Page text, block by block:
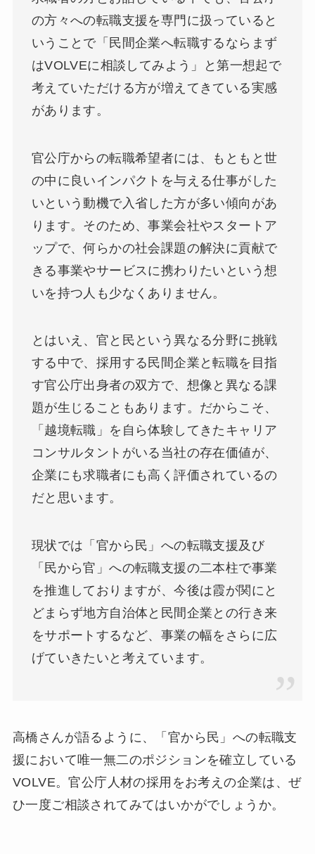
の方々への転職支援を専門に扱っていると
いうことで「民間企業へ転職するならまず
はVOLVEに相談してみよう」と第一想起で
考えていただける方が増えてきている実感
があります。
官公庁からの転職希望者には、もともと世
の中に良いインパクトを与える仕事がした
いという動機で入省した方が多い傾向があ
ります。そのため、事業会社やスタートア
ップで、何らかの社会課題の解決に貢献で
きる事業やサービスに携わりたいという想
いを持つ人も少なくありません。
とはいえ、官と民という異なる分野に挑戦
する中で、採用する民間企業と転職を目指
す官公庁出身者の双方で、想像と異なる課
題が生じることもあります。だからこそ、
「越境転職」を自ら体験してきたキャリア
コンサルタントがいる当社の存在価値が、
企業にも求職者にも高く評価されているの
だと思います。
現状では「官から民」への転職支援及び
「民から官」への転職支援の二本柱で事業
を推進しておりますが、今後は霞が関にと
どまらず地方自治体と民間企業との行き来
をサポートするなど、事業の幅をさらに広
げていきたいと考えています。
高橋さんが語るように、「官から民」への転職支
援において唯一無二のポジションを確立している
VOLVE。官公庁人材の採用をお考えの企業は、ぜ
ひ一度ご相談されてみてはいかがでしょうか。